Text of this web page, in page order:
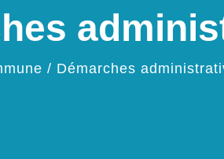
/ Démarches